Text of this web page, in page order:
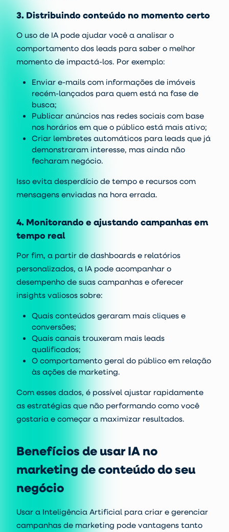
3. Distribuindo conteúdo no momento certo
O uso de IA pode ajudar você a analisar o
comportamento dos leads para saber o melhor
momento de impactá-los. Por exemplo:
Enviar e-mails com informações de imóveis
recém-lançados para quem está na fase de
busca;
Publicar anúncios nas redes sociais com base
nos horários em que o público está mais ativo;
Criar lembretes automáticos para leads que já
demonstraram interesse, mas ainda não
fecharam negócio.
Isso evita desperdício de tempo e recursos com
mensagens enviadas na hora errada.
4. Monitorando e ajustando campanhas em
tempo real
Por fim, a partir de dashboards e relatórios
personalizados, a IA pode acompanhar o
desempenho de suas campanhas e oferecer
insights valiosos sobre:
Quais conteúdos geraram mais cliques e
conversões;
Quais canais trouxeram mais leads
qualificados;
O comportamento geral do público em relação
às ações de marketing.
Com esses dados, é possível ajustar rapidamente
as estratégias que não performando como você
gostaria e começar a maximizar resultados.
Benefícios de usar IA no
marketing de conteúdo do seu
negócio
Usar a Inteligência Artificial para criar e gerenciar
campanhas de marketing pode vantagens tanto